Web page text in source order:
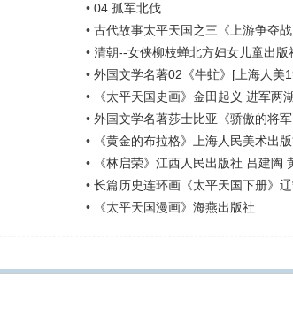
• 04.孤军北伐
• 古代故事太平天国之三《上游争夺
• 清朝--女侠柳枝蝉北方妇女儿童出版
• 外国文学名著02《牛虻》[上海人美
•
《太平天国史画》金田起义 进军两
• 外国文学名著莎士比亚《骄傲的将
•
《黄金的布拉格》上海人民美术出
•
《林启荣》江西人民出版社 吕建陶
• 长篇历史连环画《太平天国下册》
• 《太平天国漫画》海燕出版社